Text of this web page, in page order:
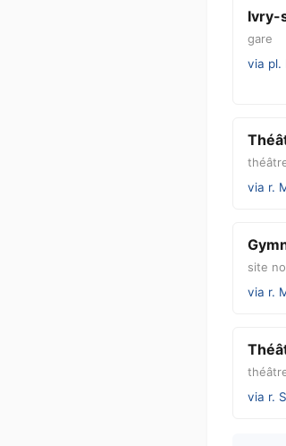
Ivry-
gare
via pl.
via r.
site
via r.
via r.